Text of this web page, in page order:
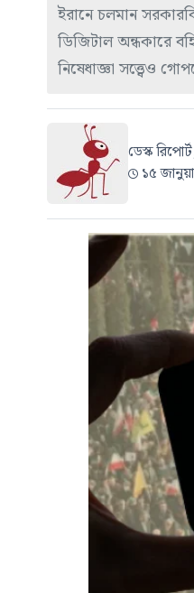
ইরানে চলমান
ডিজিটাল অন্ধকারে
নিষেধাজ্ঞা সত্ত্বেও
ডেস্ক
১৫